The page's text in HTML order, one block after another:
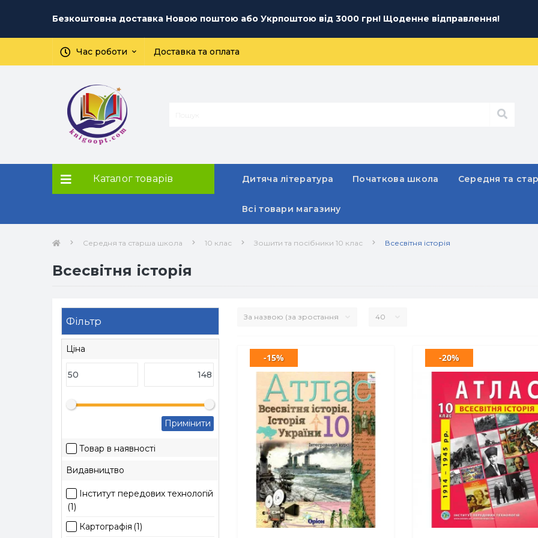
Безкоштовна доставка Новою поштою або Укрпоштою від 3000 грн! Щоденне відправлення!
Час роботи Доставка та оплата
Каталог товарів Дитяча література Початкова школа Середня та
Всі товари магазину
Середня та старша школа 10 клас Зошити та посібники 10 клас Всесвітня історія
Всесвітня історія
Фільтр
Ціна
Примінити
Товар в наявності
Видавництво
Інститут передових технологій
(1)
Картографія (1)
-15% -20%